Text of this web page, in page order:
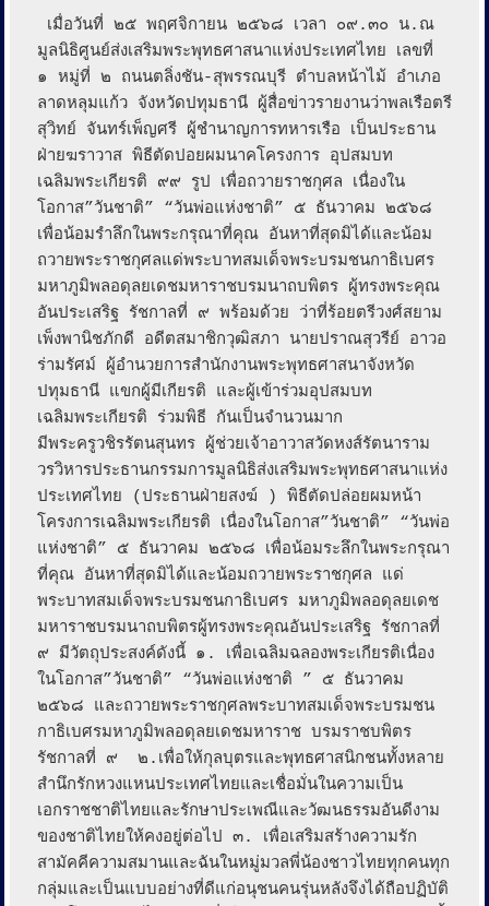
มูลนิธิศูนย์ส่งเสริมพระพุทธศาสนาแห่งประเทศไทย เลขที่
๑ หมู่ที่ ๒ ถนนตลิ่งชัน-สุพรรณบุรี ตำบลหน้าไม้ อำเภอ
ลาดหลุมแก้ว จังหวัดปทุมธานี ผู้สื่อข่าวรายงานว่าพลเรือตรี
สุวิทย์ จันทร์เพ็ญศรี ผู้ชำนาญการทหารเรือ เป็นประธาน
ฝ่ายฆราวาส พิธีตัดปอยผมนาคโครงการ อุปสมบท
เฉลิมพระเกียรติ ๙๙ รูป เพื่อถวายราชกุศล เนื่องใน
โอกาส”วันชาติ” “วันพ่อแห่งชาติ” ๕ ธันวาคม ๒๕๖๘
เพื่อน้อมรำลึกในพระกรุณาที่คุณ อันหาที่สุดมิได้และน้อม
ถวายพระราชกุศลแด่พระบาทสมเด็จพระบรมชนกาธิเบศร
มหาภูมิพลอดุลยเดชมหาราชบรมนาถบพิตร ผู้ทรงพระคุณ
อันประเสริฐ รัชกาลที่ ๙ พร้อมด้วย ว่าที่ร้อยตรีวงศ์สยาม
เพ็งพานิชภักดี อดีตสมาชิกวุฒิสภา นายปราณสุวรีย์ อาวอ
ร่ามรัศม์ ผู้อำนวยการสำนักงานพระพุทธศาสนาจังหวัด
ปทุมธานี แขกผู้มีเกียรติ และผู้เข้าร่วมอุปสมบท
เฉลิมพระเกียรติ ร่วมพิธี กันเป็นจำนวนมาก
มีพระครูวชิรรัตนสุนทร ผู้ช่วยเจ้าอาวาสวัดหงส์รัตนาราม
วรวิหารประธานกรรมการมูลนิธิส่งเสริมพระพุทธศาสนาแห่ง
ประเทศไทย (ประธานฝ่ายสงฆ์ ) พิธีตัดปล่อยผมหน้า
โครงการเฉลิมพระเกียรติ เนื่องในโอกาส”วันชาติ” “วันพ่อ
แห่งชาติ” ๕ ธันวาคม ๒๕๖๘ เพื่อน้อมระลึกในพระกรุณา
ที่คุณ อันหาที่สุดมิได้และน้อมถวายพระราชกุศล แด่
พระบาทสมเด็จพระบรมชนกาธิเบศร มหาภูมิพลอดุลยเดช
มหาราชบรมนาถบพิตรผู้ทรงพระคุณอันประเสริฐ รัชกาลที่
๙ มีวัตถุประสงค์ดังนี้ ๑. เพื่อเฉลิมฉลองพระเกียรติเนื่อง
ในโอกาส”วันชาติ” “วันพ่อแห่งชาติ ” ๕ ธันวาคม
๒๕๖๘ และถวายพระราชกุศลพระบาทสมเด็จพระบรมชน
กาธิเบศรมหาภูมิพลอดุลยเดชมหาราช บรมราชบพิตร
รัชกาลที่ ๙  ๒.เพื่อให้กุลบุตรและพุทธศาสนิกชนทั้งหลาย
สำนึกรักหวงแหนประเทศไทยและเชื่อมั่นในความเป็น
เอกราชชาติไทยและรักษาประเพณีและวัฒนธรรมอันดีงาม
ของชาติไทยให้คงอยู่ต่อไป ๓. เพื่อเสริมสร้างความรัก
สามัคคีความสมานและฉันในหมู่มวลพี่น้องชาวไทยทุกคนทุก
กลุ่มและเป็นแบบอย่างที่ดีแก่อนุชนคนรุ่นหลังจึงได้ถือปฏิบัติ